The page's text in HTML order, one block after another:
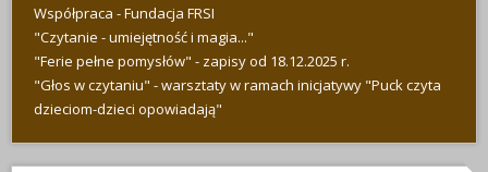
Współpraca - Fundacja FRSI
"Czytanie - umiejętność i magia..."
"Ferie pełne pomysłów" - zapisy od 18.12.2025 r.
"Głos w czytaniu" - warsztaty w ramach inicjatywy "Puck czyta
dzieciom-dzieci opowiadają"